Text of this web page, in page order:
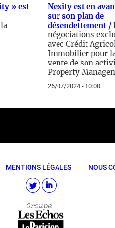
» est
Nexity est en
sur son plan de
désendettement /
négociations
avec Crédit
Immobilier pour
vente de son
Property
26/07/2024 - 10:00
MENTIONS LÉGALES NOUS